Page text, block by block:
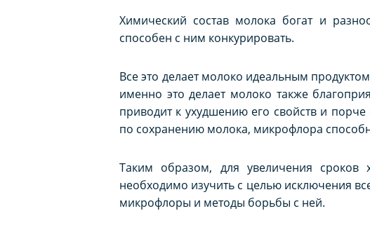
Химический состав молока богат и
способен с ним конкурировать.
Все это делает молоко идеальным
именно это делает молоко также
приводит к ухудшению его свойств и
по сохранению молока, микрофлора
Таким образом, для увеличения сроков
необходимо изучить с целью исключения
микрофлоры и методы борьбы с ней.